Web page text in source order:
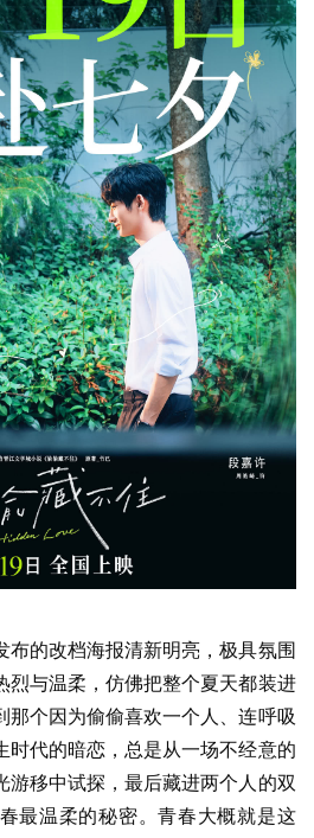
布的改档海报清新明亮，极具氛围
烈与温柔，仿佛把整个夏天都装进
那个因为偷偷喜欢一个人、连呼吸
时代的暗恋，总是从一场不经意的
游移中试探，最后藏进两个人的双
最温柔的秘密。青春大概就是这